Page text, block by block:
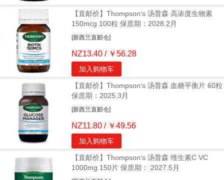
【直邮价】Thompson‘s 汤普森 高浓度生物素
150mcg 100粒 保质期：2028.2月
[新西兰直邮仓]
NZ13.40 / ￥56.28
加入购物车
【直邮价】Thompson‘s 汤普森 血糖平衡片 60粒
保质期：2025.3月
[新西兰直邮仓]
NZ11.80 / ￥49.56
加入购物车
【直邮价】Thompson‘s 汤普森 维生素C VC
1000mg 150片 保质期： 2027.5月